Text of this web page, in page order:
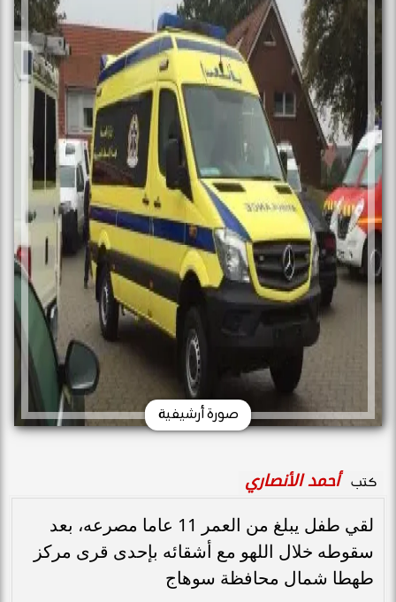
صورة أرشيفية
كتب أحمد الأنصاري
لقي طفل يبلغ من العمر 11 عاما مصرعه، بعد
سقوطه خلال اللهو مع أشقائه بإحدى قرى مركز
طهطا شمال محافظة سوهاج